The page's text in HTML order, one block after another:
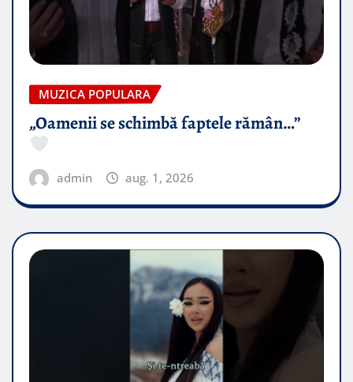
MUZICA POPULARA
„Oamenii se schimbă faptele rămân…”
admin aug. 1, 2026